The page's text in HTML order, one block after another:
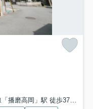
播磨高岡」駅 徒歩37分